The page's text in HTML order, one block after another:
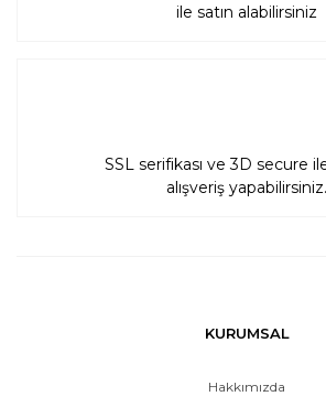
ile satın alabilirsiniz
SSL serifikası ve 3D secure
alışveriş yapabilirsiniz.
KURUMSAL
Hakkımızda